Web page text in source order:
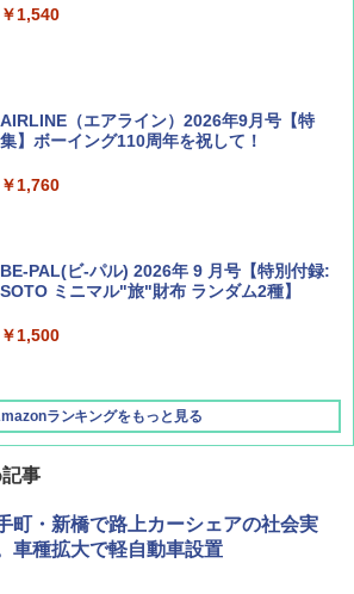
￥1,540
AIRLINE（エアライン）2026年9月号【特
集】ボーイング110周年を祝して！
￥1,760
BE-PAL(ビ-パル) 2026年 9 月号【特別付録:
SOTO ミニマル"旅"財布 ランダム2種】
￥1,500
ランキングをもっと見る
D40 地球の歩き方 チェンマイ タイ北部の魅
力的な町 2026～2027 地球の歩き方D アジア
[キャンパーズコレクション 山善] ポップアッ
プテント 傘みたいに広げて畳める パッとサ
ッとサンシェード キューブ フルクローズ メ
BUNDOK(バンドック)ソロ ドーム 1 EX BDK
-08EX カーキ ソロキャンプ ポリエステル フ
レーム テント
事
町・新橋で路上カーシェアの社会実
車種拡大で軽自動車設置